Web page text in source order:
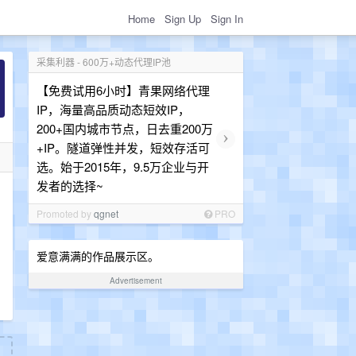
Home Sign Up Sign In
采集利器 - 600万+动态代理IP池
【免费试用6小时】青果网络代理
IP，海量高品质动态短效IP，
200+国内城市节点，日去重200万
+IP。隧道弹性并发，短效存活可
选。始于2015年，9.5万企业与开
发者的选择~
›
Promoted byqgnet PRO
爱意满满的作品展示区。
Advertisement